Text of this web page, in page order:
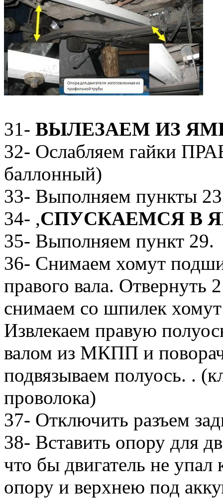
31- ВЫЛЕЗАЕМ ИЗ
32- Ослабляем гайки
баллонный)
33- Выполняем пункты
34- ,СПУСКАЕМСЯ В
35- Выполняем пункт 29.
36- Снимаем хомут
правого вала. Отвернуть
снимаем со шпилек
Извлекаем правую
валом из МКПП и
подвязываем полуось. .
проволока)
37- Отключить разъем
38- Вставить опору для
что бы двигатель не
опору и верхнею под